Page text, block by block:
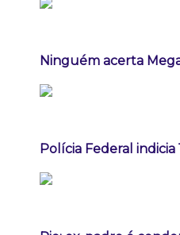
Ninguém acerta
Polícia Federal indicia